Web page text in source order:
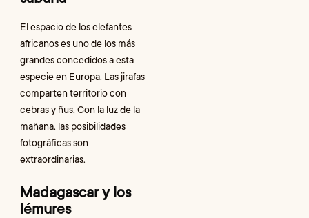
El espacio de los elefantes
africanos es uno de los más
grandes concedidos a esta
especie en Europa. Las jirafas
comparten territorio con
cebras y ñus. Con la luz de la
mañana, las posibilidades
fotográficas son
extraordinarias.
Madagascar y los
lémures